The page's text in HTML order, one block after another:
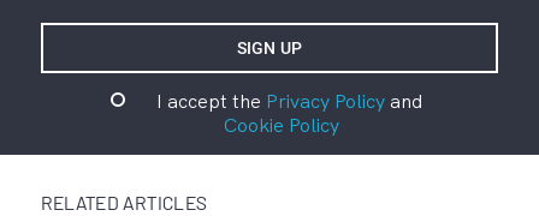
I accept the Privacy Policyand
Cookie Policy
RELATED ARTICLES